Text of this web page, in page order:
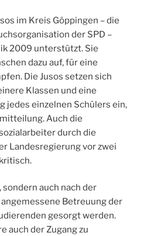
im Kreis Göppingen – die
der SPD –
2009 unterstützt. Sie
dazu auf, für eine
Die Jusos setzen sich
Klassen und eine
jedes einzelnen Schülers ein,
Auch die
durch die
Landesregierung vor zwei
auch nach der
Betreuung der
gesorgt werden.
auch der Zugang zu